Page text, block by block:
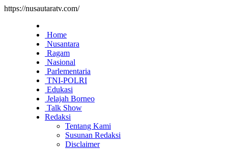
https://nusautaratv.com/
Home
Nusantara
Ragam
Nasional
Parlementaria
TNI-POLRI
Edukasi
Jelajah Borneo
Talk Show
Redaksi
Tentang Kami
Susunan Redaksi
Disclaimer